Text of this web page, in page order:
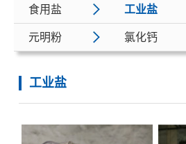
食用盐 工业盐
元明粉 氯化钙
工业盐